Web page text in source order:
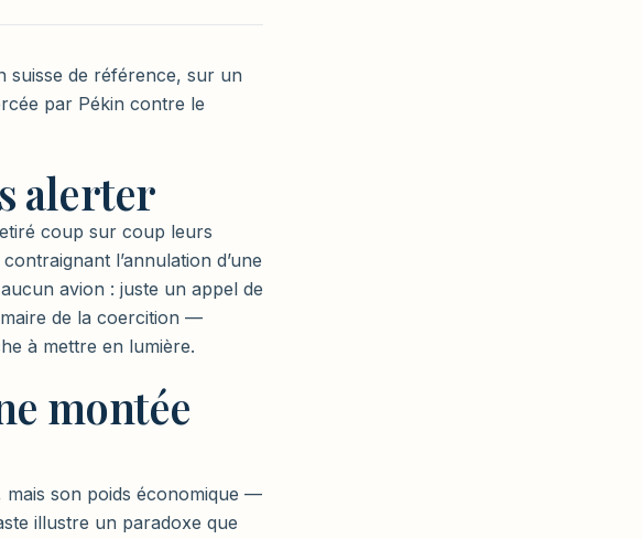
suisse de référence, sur un
par Pékin contre le
alerter
coup sur coup leurs
l’annulation d’une
avion : juste un appel de
de la coercition —
à mettre en lumière.
montée
mais son poids économique —
illustre un paradoxe que